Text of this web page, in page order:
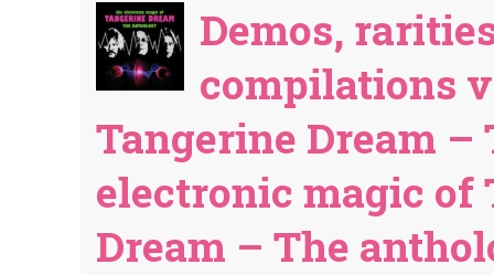
Demos,
compilations
Tangerine Dream –
electronic magic of
Dream – The